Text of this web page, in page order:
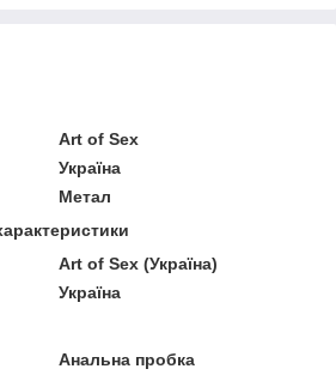
Art of Sex
Україна
Метал
Art of Sex (Україна)
Україна
Анальна пробка